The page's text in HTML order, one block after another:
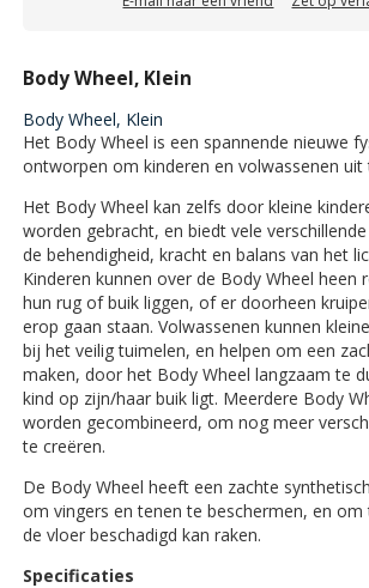
Body Wheel, Klein
Body Wheel, Klein
Het Body Wheel is een spannende nieuwe
ontworpen om kinderen en volwassenen uit
Het Body Wheel kan zelfs door kleine
worden gebracht, en biedt vele
de behendigheid, kracht en balans van het
Kinderen kunnen over de Body Wheel heen
hun rug of buik liggen, of er doorheen
erop gaan staan. Volwassenen kunnen
bij het veilig tuimelen, en helpen om een
maken, door het Body Wheel langzaam te
kind op zijn/haar buik ligt. Meerdere Body
worden gecombineerd, om nog meer
te creëren.
De Body Wheel heeft een zachte
om vingers en tenen te beschermen, en
de vloer beschadigd kan raken.
Specificaties